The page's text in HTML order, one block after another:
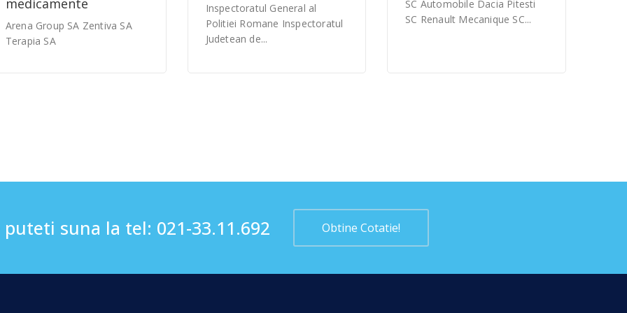
medicamente
Arena Group SA Zentiva SA
Terapia SA
Inspectoratul General al
Politiei Romane Inspectoratul
Judetean de...
SC Automobile Dacia Pitesti
SC Renault Mecanique SC...
suna la tel: 021-33.11.692 Obtine Cotatie!